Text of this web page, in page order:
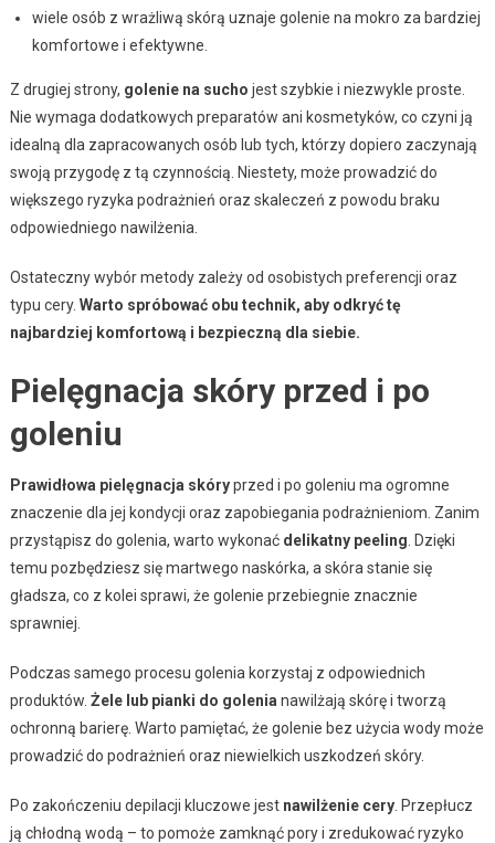
wiele osób z wrażliwą skórą uznaje golenie na mokro za bardziej
komfortowe i efektywne.
Z drugiej strony, golenie na sucho jest szybkie i niezwykle proste.
Nie wymaga dodatkowych preparatów ani kosmetyków, co czyni ją
idealną dla zapracowanych osób lub tych, którzy dopiero zaczynają
swoją przygodę z tą czynnością. Niestety, może prowadzić do
większego ryzyka podrażnień oraz skaleczeń z powodu braku
odpowiedniego nawilżenia.
Ostateczny wybór metody zależy od osobistych preferencji oraz
typu cery. Warto spróbować obu technik, aby odkryć tę
najbardziej komfortową i bezpieczną dla siebie.
Pielęgnacja skóry przed i po
goleniu
Prawidłowa pielęgnacja skóryprzed i po goleniu ma ogromne
znaczenie dla jej kondycji oraz zapobiegania podrażnieniom. Zanim
przystąpisz do golenia, warto wykonać delikatny peeling . Dzięki
temu pozbędziesz się martwego naskórka, a skóra stanie się
gładsza, co z kolei sprawi, że golenie przebiegnie znacznie
sprawniej.
Podczas samego procesu golenia korzystaj z odpowiednich
produktów. Żele lub pianki do golenia nawilżają skórę i tworzą
ochronną barierę. Warto pamiętać, że golenie bez użycia wody może
prowadzić do podrażnień oraz niewielkich uszkodzeń skóry.
Po zakończeniu depilacji kluczowe jest nawilżenie cery. Przepłucz
ją chłodną wodą – to pomoże zamknąć pory i zredukować ryzyko